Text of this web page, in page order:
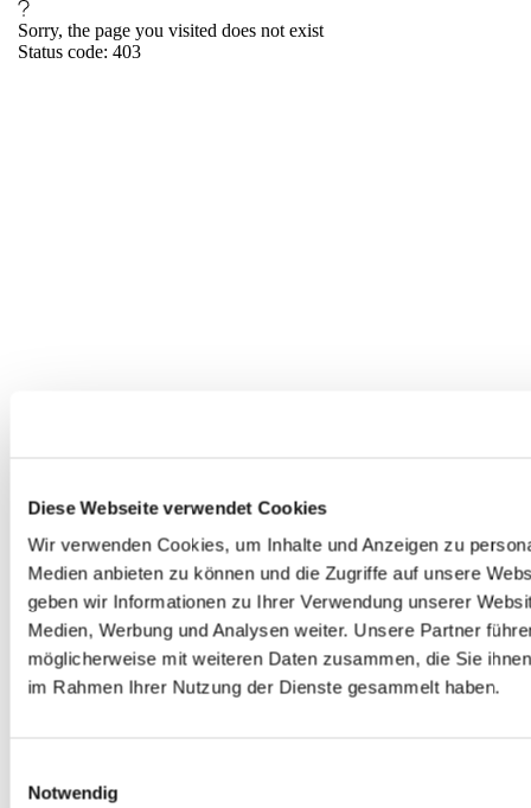
Diese Webseite verwendet Cookies
Wir verwenden Cookies, um Inhalte und Anzeigen zu
Medien anbieten zu können und die Zugriffe auf unsere
geben wir Informationen zu Ihrer Verwendung unserer
Medien, Werbung und Analysen weiter. Unsere Partner
möglicherweise mit weiteren Daten zusammen, die Sie
im Rahmen Ihrer Nutzung der Dienste gesammelt haben.
Notwendig